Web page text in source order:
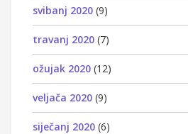
svibanj 2020 (9)
travanj 2020 (7)
ožujak 2020 (12)
veljača 2020 (9)
siječanj 2020 (6)